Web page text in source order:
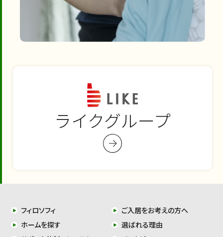
ライクグループ
フィロソフィ
ご入居をお考えの方へ
ホームを探す
選ばれる理由